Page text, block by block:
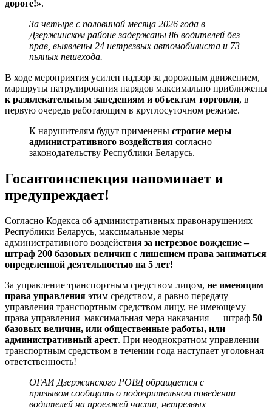
дороге!».
За четыре с половиной месяца 2026 года в
Дзержинском районе задержаны 86 водителей без
прав, выявлены 24 нетрезвых автомобилиста и 73
пьяных пешехода.
В ходе мероприятия усилен надзор за дорожным движением,
маршруты патрулирования нарядов максимально приближены
к развлекательным заведениям и объектам торговли, в
первую очередь работающим в круглосуточном режиме.
К нарушителям будут применены строгие меры
административного воздействия согласно
законодательству Республики Беларусь.
Госавтоинспекция напоминает и
предупреждает!
Согласно Кодекса об административных правонарушениях
Республики Беларусь, максимальные меры
административного воздействия за нетрезвое вождение –
штраф 200 базовых величин с лишением права заниматься
определенной деятельностью на 5 лет!
За управление транспортным средством лицом, не имеющим
права управления этим средством, а равно передачу
управления транспортным средством лицу, не имеющему
права управления максимальная мера наказания — штраф 50
базовых величин, или общественные работы, или
административный арест. При неоднократном управлении
транспортным средством в течении года наступает уголовная
ответственность!
ОГАИ Дзержинского РОВД обращается с
призывом сообщать о подозрительном поведении
водителей на проезжей части, нетрезвых